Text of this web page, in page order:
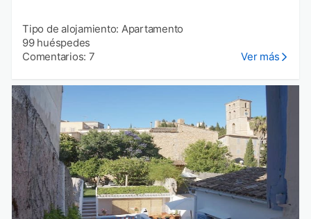
Tipo de alojamiento: Apartamento
99 huéspedes
Comentarios: 7
Ver más